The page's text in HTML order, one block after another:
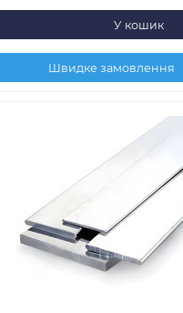
У кошик
Швидке замовлення